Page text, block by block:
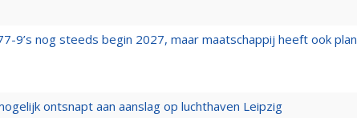
9’s nog steeds begin 2027, maar maatschappij heeft ook plan
ontsnapt aan aanslag op luchthaven Leipzig